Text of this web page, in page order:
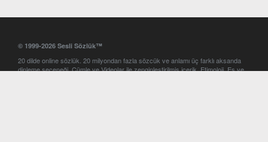
© 1999-2026 Sesli Sözlük™
20 dilde online sözlük. 20 milyondan fazla sözcük ve anlamı üç farklı aksanda
dinleme seçeneği. Cümle ve Videolar ile zenginleştirilmiş içerik. Etimoloji, Eş ve